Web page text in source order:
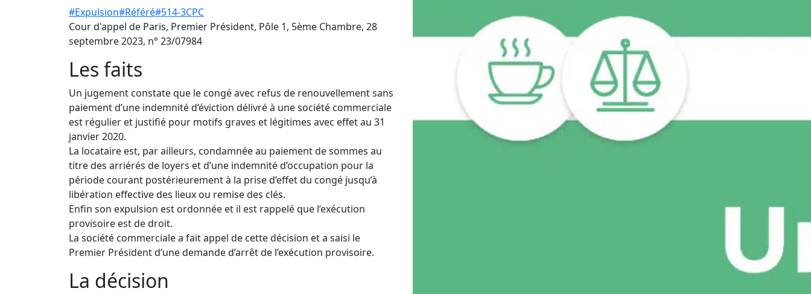
#Expulsion#Référé#514-3CPC
Cour d'appel de Paris, Premier Président, Pôle 1, 5ème Chambre, 28
septembre 2023, n° 23/07984
Les faits
Un jugement constate que le congé avec refus de renouvellement sans
paiement d’une indemnité d’éviction délivré à une société commerciale
est régulier et justifié pour motifs graves et légitimes avec effet au 31
janvier 2020.
La locataire est, par ailleurs, condamnée au paiement de sommes au
titre des arriérés de loyers et d’une indemnité d’occupation pour la
période courant postérieurement à la prise d’effet du congé jusqu’à
libération effective des lieux ou remise des clés.
Enfin son expulsion est ordonnée et il est rappelé que l’exécution
provisoire est de droit.
La société commerciale a fait appel de cette décision et a saisi le
Premier Président d’une demande d’arrêt de l’exécution provisoire.
La décision